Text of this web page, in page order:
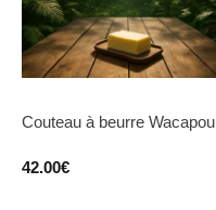
Couteau à beurre Wacapou
42.00€